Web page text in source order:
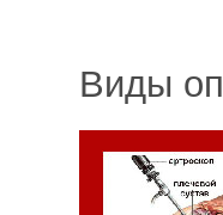
Виды